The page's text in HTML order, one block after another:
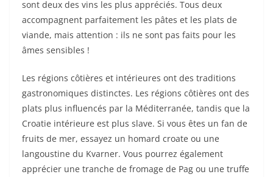
sont deux des vins les plus appréciés. Tous deux
accompagnent parfaitement les pâtes et les plats de
viande, mais attention : ils ne sont pas faits pour les
âmes sensibles !
Les régions côtières et intérieures ont des traditions
gastronomiques distinctes. Les régions côtières ont des
plats plus influencés par la Méditerranée, tandis que la
Croatie intérieure est plus slave. Si vous êtes un fan de
fruits de mer, essayez un homard croate ou une
langoustine du Kvarner. Vous pourrez également
apprécier une tranche de fromage de Pag ou une truffe